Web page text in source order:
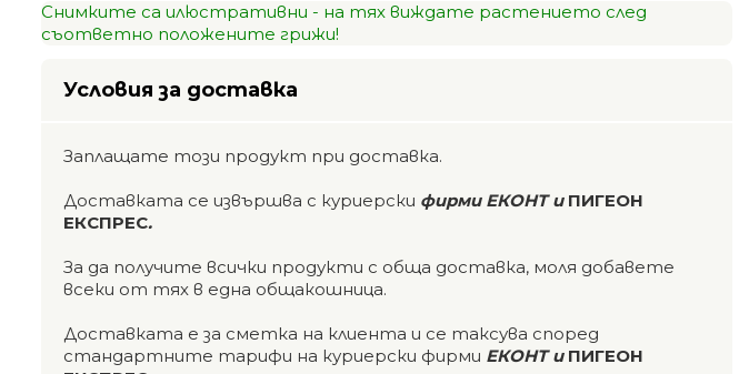
Снимките са илюстративни - на тях виждате растението след
съответно положените грижи!
Условия за доставка
Заплащате този продукт при доставка.
Доставката се извършва с куриерски фирми ЕКОНТ и ПИГЕОН
ЕКСПРЕС.
За да получите всички продукти с обща доставка, моля добавете
всеки от тях в една общакошница.
Доставката е за сметка на клиента и се таксува според
стандартните тарифи на куриерски фирми ЕКОНТ и ПИГЕОН